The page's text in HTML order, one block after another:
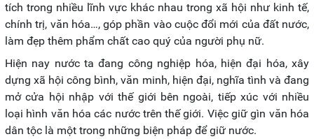
tích trong nhiều lĩnh vực khác nhau trong xã hội như kinh tế,
chính trị, văn hóa…, góp phần vào cuộc đổi mới của đất nước,
làm đẹp thêm phẩm chất cao quý của người phụ nữ.
Hiện nay nước ta đang công nghiệp hóa, hiện đại hóa, xây
dựng xã hội công bình, văn minh, hiện đại, nghĩa tình và đang
mở cửa hội nhập với thế giới bên ngoài, tiếp xúc với nhiều
loại hình văn hóa các nước trên thế giới. Việc giữ gìn văn hóa
dân tộc là một trong những biện pháp để giữ nước.